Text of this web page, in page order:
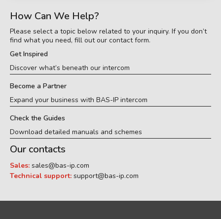
How Can We Help?
Please select a topic below related to your inquiry. If you don’t
find what you need, fill out our contact form.
Get Inspired
Discover what’s beneath our intercom
Become a Partner
Expand your business with BAS-IP intercom
Check the Guides
Download detailed manuals and schemes
Our contacts
Sales: sales@bas-ip.com
Technical support: support@bas-ip.com